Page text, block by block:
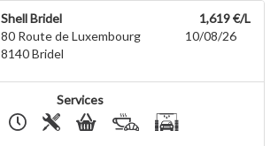
Shell Bridel
80 Route de Luxembourg
8140Bridel
1,619 €/L
10/08/26
Services